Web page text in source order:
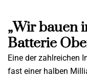
„Wir bauen
Batterie
Eine der zahlreichen
fast einer halben